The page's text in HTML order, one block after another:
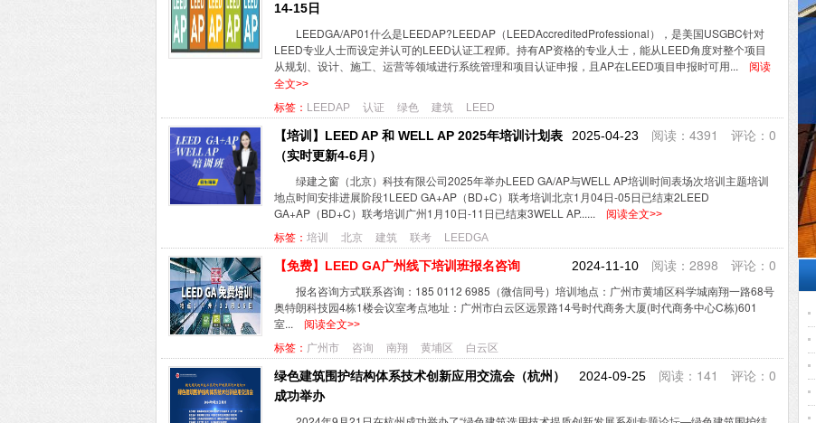
14-15日
LEEDGA/AP01什么是LEEDAP?LEEDAP（LEEDAccreditedProfessional），是美国USGBC针对
LEED专业人士而设定并认可的LEED认证工程师。持有AP资格的专业人士，能从LEED角度对整个项目
从规划、设计、施工、运营等领域进行系统管理和项目认证申报，且AP在LEED项目申报时可用...
阅读
全文>>
标签： LEEDAP 认证 绿色 建筑 LEED
2025-04-23 阅读：4391 评论：0
【培训】LEED AP 和 WELL AP 2025年培训计划表
（实时更新4-6月）
绿建之窗（北京）科技有限公司2025年举办LEED GA/AP与WELL AP培训时间表场次培训主题培训
地点时间安排进展阶段1LEED GA+AP（BD+C）联考培训北京1月04日-05日已结束2LEED
GA+AP（BD+C）联考培训广州1月10日-11日已结束3WELL AP......
阅读全文>>
标签： 培训 北京 建筑 联考 LEEDGA
2024-11-10 阅读：2898 评论：0
【免费】LEED GA广州线下培训班报名咨询
报名咨询方式联系咨询：185 0112 6985（微信同号）培训地点：广州市黄埔区科学城南翔一路68号
奥特朗科技园4栋1楼会议室考点地址：广州市白云区远景路14号时代商务大厦(时代商务中心C栋)601
室...
阅读全文>>
标签： 广州市 咨询 南翔 黄埔区 白云区
2024-09-25 阅读：141 评论：0
绿色建筑围护结构体系技术创新应用交流会（杭州）
成功举办